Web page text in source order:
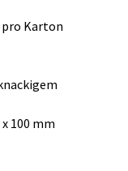
pro Karton
100 mm